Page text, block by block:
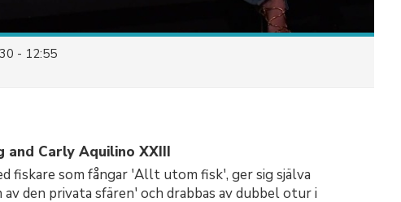
- 12:55
and Carly Aquilino XXIII
fiskare som fångar 'Allt utom fisk', ger sig själva
den privata sfären' och drabbas av dubbel otur i